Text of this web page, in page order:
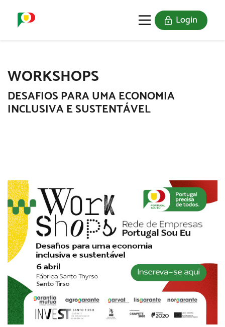
Login
WORKSHOPS
DESAFIOS PARA UMA ECONOMIA
INCLUSIVA E SUSTENTÁVEL